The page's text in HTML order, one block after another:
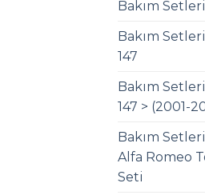
Bakım
Bakım
147
Bakım
147 > (2001-
Bakım
Alfa Romeo
Seti